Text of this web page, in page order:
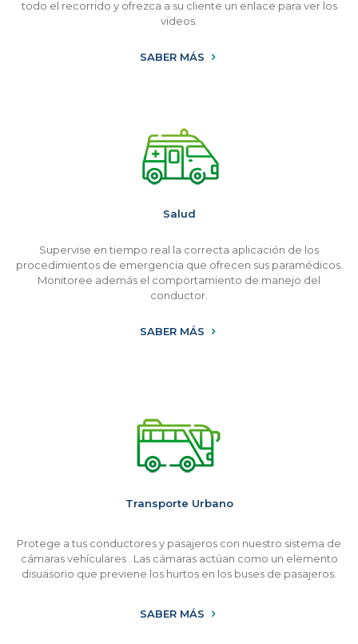
todo el recorrido y ofrezca a su cliente un enlace para ver los
videos.
SABER MÁS
Salud
Supervise en tiempo real la correcta aplicación de los
procedimientos de emergencia que ofrecen sus paramédicos.
Monitoree además el comportamiento de manejo del
conductor.
SABER MÁS
Transporte Urbano
Protege a tus conductores y pasajeros con nuestro sistema de
cámaras vehículares . Las cámaras actúan como un elemento
disuasorio que previene los hurtos en los buses de pasajeros.
SABER MÁS